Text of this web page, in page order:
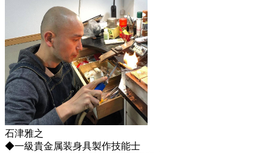
石津雅之
◆一級貴金属装身具製作技能士